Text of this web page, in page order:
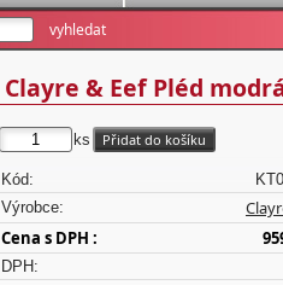
Clayre & Eef Pléd
ks
Kód:
Výrobce:
Cena s DPH :
DPH: